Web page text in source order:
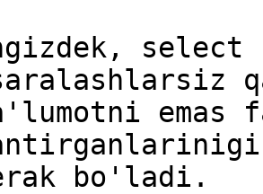
select
saralashlarsiz
bo'ladi.